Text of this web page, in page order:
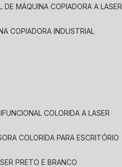
DE MÁQUINA COPIADORA A LASER
COPIADORA INDUSTRIAL
COLORIDA A LASER
COLORIDA PARA ESCRITÓRIO
PRETO E BRANCO